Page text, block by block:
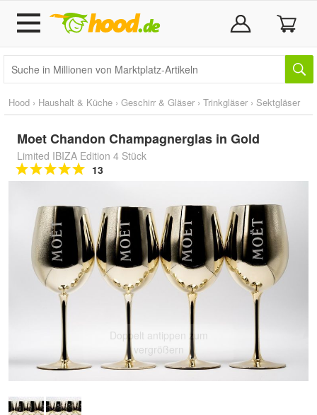
Hood › Haushalt & Küche › Geschirr & Gläser › Trinkgläser › Sektgläser
Moet Chandon Champagnerglas in Gold
Limited IBIZA Edition 4 Stück
13
Doppelt antippen zum
vergrößern